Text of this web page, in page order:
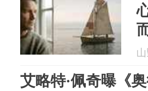
艾略特·佩奇曝《